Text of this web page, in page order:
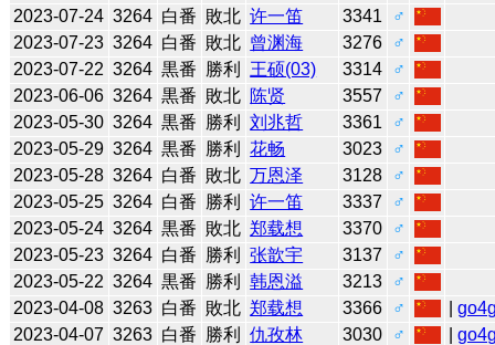
2023-07-24 3264 白番 敗北 许一笛 3341
♂
2023-07-23 3264 白番 敗北 曾渊海 3276
♂
2023-07-22 3264 黒番 勝利 王硕(03) 3314
♂
2023-06-06 3264 黒番 敗北 陈贤 3557
♂
2023-05-30 3264 黒番 勝利 刘兆哲 3361
♂
2023-05-29 3264 黒番 勝利 花畅 3023
♂
2023-05-28 3264 白番 敗北 万恩泽 3128
♂
2023-05-25 3264 白番 勝利 许一笛 3337
♂
2023-05-24 3264 黒番 敗北 郑载想 3370
♂
2023-05-23 3264 白番 勝利 张歆宇 3137
♂
2023-05-22 3264 黒番 勝利 韩恩溢 3213
♂
2023-04-08 3263 白番 敗北 郑载想 3366 ♂ |
2023-04-07 3263 白番 勝利 仇孜林 3030 ♂ |